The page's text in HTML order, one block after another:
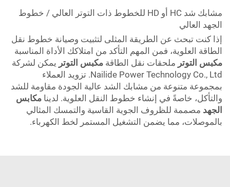
مشابك شد HC أو HD للخطوط ذات التوتر العالي / خطوط
الجهد العالي
إذا كنت تبحث عن الطريقة المثلى لتثبيت وصيانة خطوط نقل
الطاقة العلوية، فمن المهم التأكد من امتلاكك الأداة المناسبة
مكبس التوتر ملحقات نقل الطاقة مكبس التوتر يمكن لشركة
Nailide Power Technology Co., Ltd. تزويد العملاء
بمجموعة متنوعة من مشابك الشد عالية الجودة مقاومة للشد
والتأكل، خاصةً في إنشاء خطوط النقل العلوية. لدينا مكابس
الجهد مصممة للظروف الجوية القاسية والتمسك المثالي
بالموصلات، مما يضمن التشغيل المستمر لخط الكهرباء.